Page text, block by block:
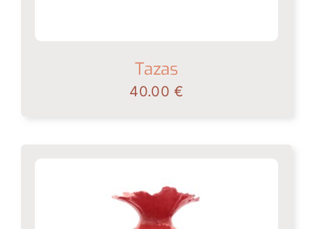
Tazas
40.00€